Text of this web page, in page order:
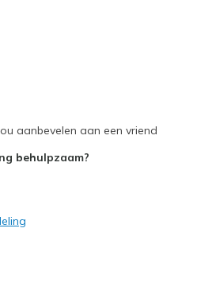
the left one
aanbevelen aan een vriend
behulpzaam?